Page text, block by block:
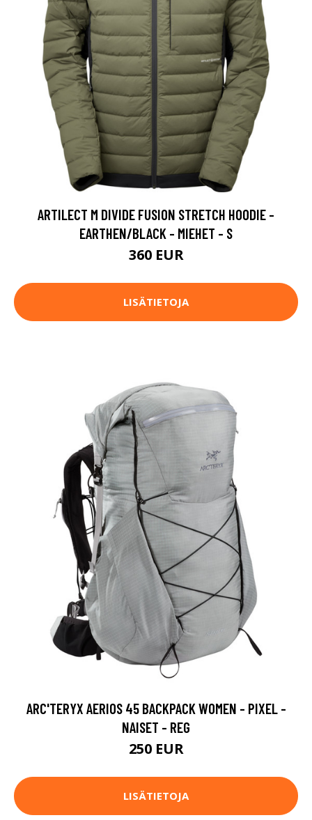
ARTILECT M DIVIDE FUSION STRETCH HOODIE -
EARTHEN/BLACK - MIEHET - S
360 EUR
LISÄTIETOJA
ARC'TERYX AERIOS 45 BACKPACK WOMEN - PIXEL -
NAISET - REG
250 EUR
LISÄTIETOJA